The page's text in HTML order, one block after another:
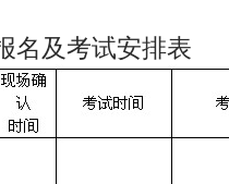
及考试安排表